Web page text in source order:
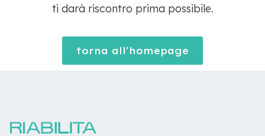
ti darà riscontro prima possibile.
torna all'homepage